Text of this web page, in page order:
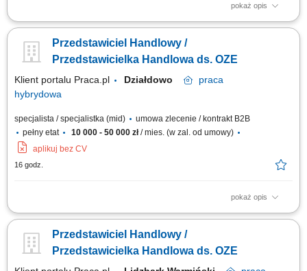
pokaż opis
Doradzanie klientom w zakresie nowoczesnych rozwiązań z obszaru
prowadzenie spotkań handlowych. Przygotowywanie ofert i finalizowanie
sprzedaży. Budowanie długofalowych relacji z klientami. Raportowanie
Przedstawiciel Handlowy /
Przedstawicielka Handlowa ds. OZE
Klient portalu Praca.pl Działdowo
praca
hybrydowa
specjalista / specjalistka (mid)
umowa zlecenie / kontrakt B2B
pełny etat
10 000 - 50 000 zł/ mies. (w zal. od umowy)
aplikuj bez CV
16 godz.
pokaż opis
Doradzanie klientom w zakresie nowoczesnych rozwiązań z obszaru
prowadzenie spotkań handlowych. Przygotowywanie ofert i finalizowanie
sprzedaży. Budowanie długofalowych relacji z klientami. Raportowanie
Przedstawiciel Handlowy /
Przedstawicielka Handlowa ds. OZE